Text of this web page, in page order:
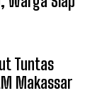
Tuntas
Makassar